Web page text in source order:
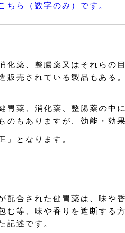
ちら（数字のみ）です。
薬、整腸薬又はそれらの
販売されている製品もある
薬、消化薬、整腸薬の中
のもありますが、 効能・効
となります。
合された健胃薬は、味や
む等、味や香りを遮断する
記述です。